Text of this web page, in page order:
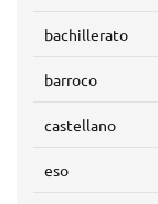
bachillerato
barroco
castellano
eso